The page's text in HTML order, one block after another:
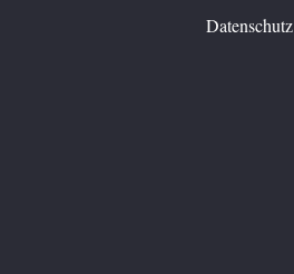
Datenschutz